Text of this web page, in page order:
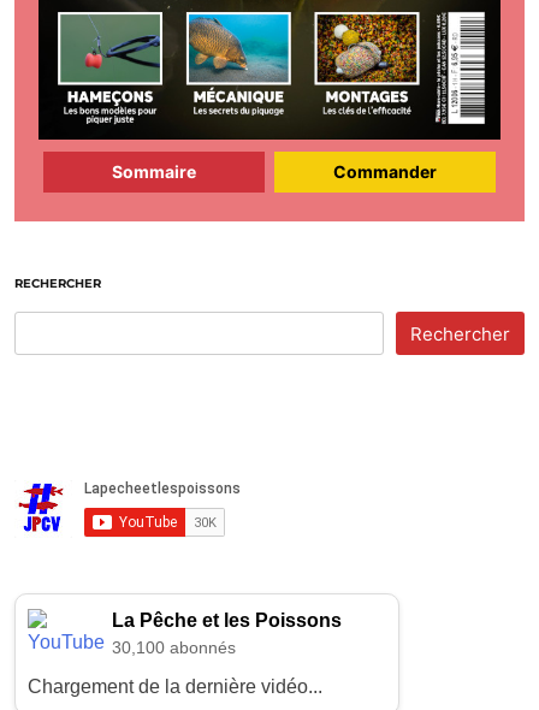
Sommaire Commander
RECHERCHER
Rechercher
La Pêche et les Poissons
30,100 abonnés
Chargement de la dernière vidéo...